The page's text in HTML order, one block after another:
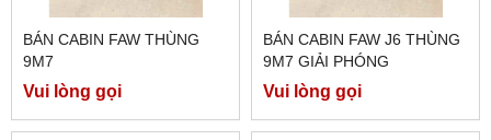
BÁN CABIN FAW THÙNG
9M7
Vui lòng gọi
BÁN CABIN FAW J6 THÙNG
9M7 GIẢI PHÓNG
Vui lòng gọi